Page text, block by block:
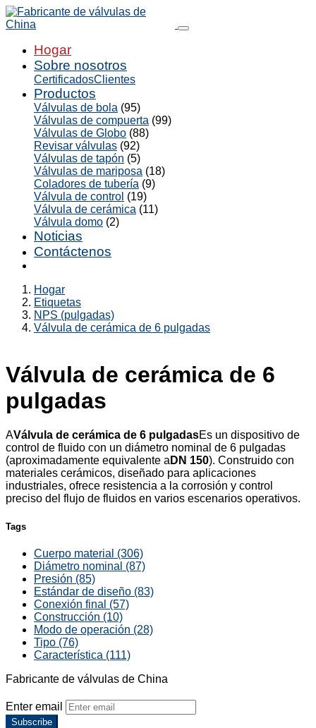
Hogar
Sobre nosotros
CertificadosClientes
Productos
Válvulas de bola (95)
Válvulas de compuerta (99)
Válvulas de Globo (88)
Revisar válvulas (92)
Válvulas de tapón (5)
Válvulas de mariposa (18)
Coladores de tubería (9)
Válvula de control (19)
Válvula de cerámica (11)
Válvula domo (2)
Noticias
Contáctenos
Hogar
Etiquetas
NPS (pulgadas)
Válvula de cerámica de 6 pulgadas
Válvula de cerámica de 6
pulgadas
AVálvula de cerámica de 6 pulgadasEs un dispositivo de
control de fluido con un diámetro nominal de 6 pulgadas
(aproximadamente equivalente aDN 150). Construido con
materiales cerámicos, diseñado para aplicaciones
industriales, ofrece resistencia a la corrosión y control
preciso del flujo de fluidos en varios escenarios operativos.
Tags
Cuerpo material (306)
Diámetro nominal (87)
Presión (85)
Estándar de diseño (83)
Conexión final (57)
Construcción (10)
Modo de operación (28)
Tipo (76)
Característica (111)
Fabricante de válvulas de China
Enter email
Subscribe